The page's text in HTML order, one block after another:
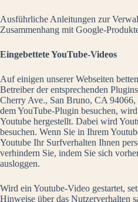
Ausführliche Anleitungen zur
Zusammenhang mit Google-
Eingebettete YouTube-Videos
Auf einigen unserer Webseiten
Betreiber der entsprechenden
Cherry Ave., San Bruno, CA
dem YouTube-Plugin besuchen,
Youtube hergestellt. Dabei wird
besuchen. Wenn Sie in Ihrem
Youtube Ihr Surfverhalten Ihnen
verhindern Sie, indem Sie sich
ausloggen.
Wird ein Youtube-Video gestartet,
Hinweise über das Nutzerverhalten